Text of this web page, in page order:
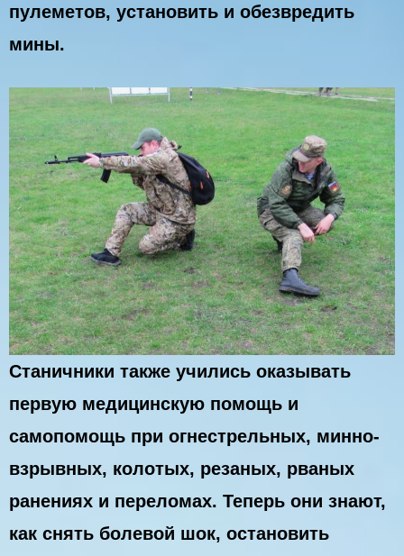
пулеметов, установить и обезвредить
мины.
Станичники также учились оказывать
первую медицинскую помощь и
самопомощь при огнестрельных, минно-
взрывных, колотых, резаных, рваных
ранениях и переломах. Теперь они знают,
как снять болевой шок, остановить